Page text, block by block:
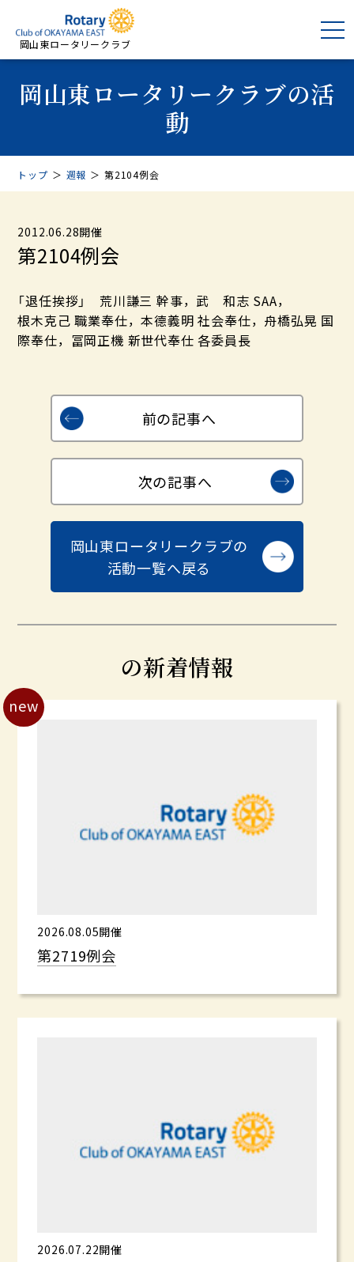
岡山東ロータリークラブ
岡山東ロータリークラブの活
動
トップ ＞ 週報 ＞ 第2104例会
2012.06.28開催
第2104例会
「退任挨拶」 荒川謙三 幹事，武 和志 SAA，
根木克己 職業奉仕，本德義明 社会奉仕，舟橋弘晃 国
際奉仕，冨岡正機 新世代奉仕 各委員長
前の記事へ
岡山東ロータリークラブの
活動一覧へ戻る
次の記事へ
の新着情報
new
2026.08.05開催
第2719例会
2026.07.22開催